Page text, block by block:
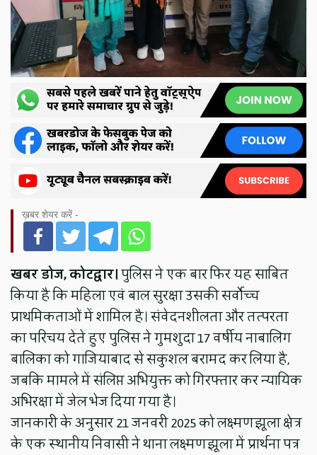
ख़बर शेयर करें -
खबर डोज, कोटद्वार।पुलिस ने एक बार फिर यह साबित
किया है कि महिला एवं बाल सुरक्षा उसकी सर्वोच्च
प्राथमिकताओं में शामिल है। संवेदनशीलता और तत्परता
का परिचय देते हुए पुलिस ने गुमशुदा 17 वर्षीय नाबालिग
बालिका को गाजियाबाद से सकुशल बरामद कर लिया है,
जबकि मामले में संलिप्त अभियुक्त को गिरफ्तार कर न्यायिक
अभिरक्षा में जेल भेज दिया गया है।
जानकारी के अनुसार 21 जनवरी 2025 को लक्ष्मणझूला क्षेत्र
के एक स्थानीय निवासी ने थाना लक्ष्मणझूला में प्रार्थना पत्र